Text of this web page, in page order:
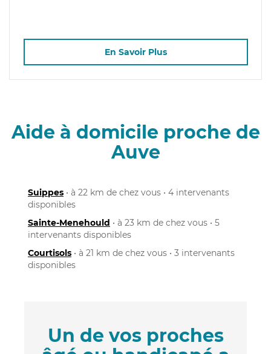
En Savoir Plus
Aide à domicile proche de
Auve
Suippes • à 22 km de chez vous • 4 intervenants
disponibles
Sainte-Menehould • à 23 km de chez vous • 5
intervenants disponibles
Courtisols • à 21 km de chez vous • 3 intervenants
disponibles
Un de vos proches